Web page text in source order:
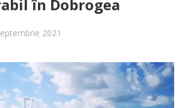
în Dobrogea
2021